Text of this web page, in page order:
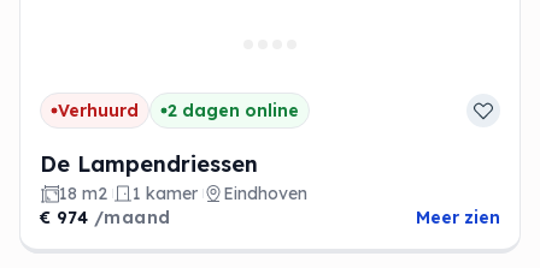
Verhuurd 2 dagen online
De Lampendriessen
18 m2 1 kamer
Eindhoven
€ 974 /maand Meer zien